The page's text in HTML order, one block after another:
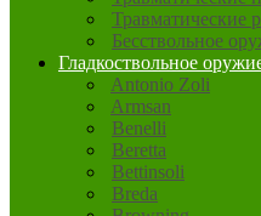
Травматические
Бесствольное
Гладкоствольное
Antonio Zoli
Armsan
Benelli
Beretta
Bettinsoli
Breda